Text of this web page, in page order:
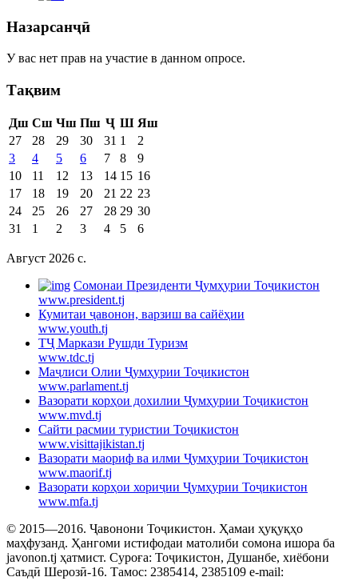
Назарсанҷӣ
У вас нет прав на участие в данном опросе.
Тақвим
Дш Сш Чш Пш Ҷ Ш Яш
27
28 29 30 31 1
2
3
4 5 6 7 8
9
10
11 12 13 14 15 16
17
18 19 20 21 22 23
24
25 26 27 28 29 30
31
1 2 3 4 5 6
Август 2026 c.
Cомонаи Президенти Ҷумҳурии Тоҷикистон
www.president.tj
Кумитаи ҷавонон, варзиш ва сайёҳии
www.youth.tj
ТҶ Маркази Рушди Туризм
www.tdc.tj
Маҷлиси Олии Ҷумҳурии Тоҷикистон
www.parlament.tj
Вазорати корҳои дохилии Ҷумҳурии Тоҷикистон
www.mvd.tj
Сайти расмии туристии Тоҷикистон
www.visittajikistan.tj
Вазорати маориф ва илми Ҷумҳурии Тоҷикистон
www.maorif.tj
Вазорати корҳои хориҷии Ҷумҳурии Тоҷикистон
www.mfa.tj
© 2015—2016. Ҷавонони Тоҷикистон. Ҳамаи ҳуқуқҳо
маҳфузанд. Ҳангоми истифодаи матолиби сомона ишора ба
javonon.tj ҳатмист. Суроға: Тоҷикистон, Душанбе, хиёбони
Саъдӣ Шерозӣ-16. Тамос: 2385414, 2385109 e-mail: